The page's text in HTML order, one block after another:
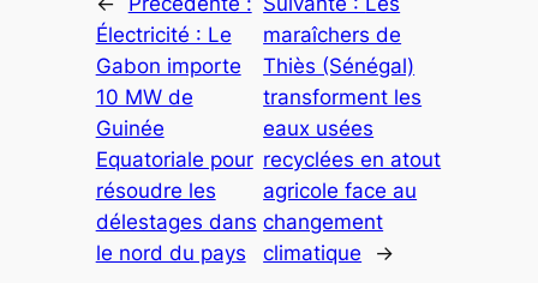
Électricité : Le
Gabon importe
10 MW de
Guinée
Equatoriale pour
résoudre les
délestages dans
le nord du pays
maraîchers de
Thiès (Sénégal)
transforment les
eaux usées
recyclées en atout
agricole face au
changement
climatique
→